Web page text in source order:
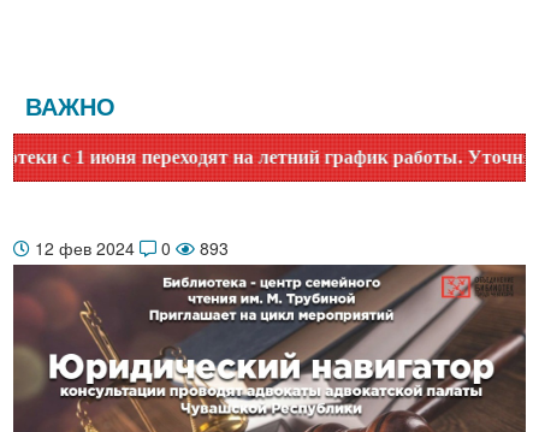
ВАЖНО
с 1 июня переходят на летний график работы.
12 фев 2024 0 893